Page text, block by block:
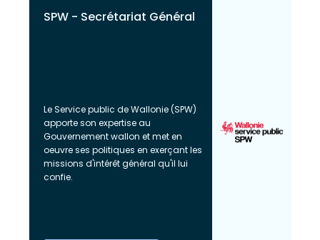
SPW - Secrétariat Général
Le Service public de Wallonie (SPW)
apporte son expertise au
Gouvernement wallon et met en
oeuvre ses politiques en exerçant les
missions d'intérêt général qu'il lui
confie.